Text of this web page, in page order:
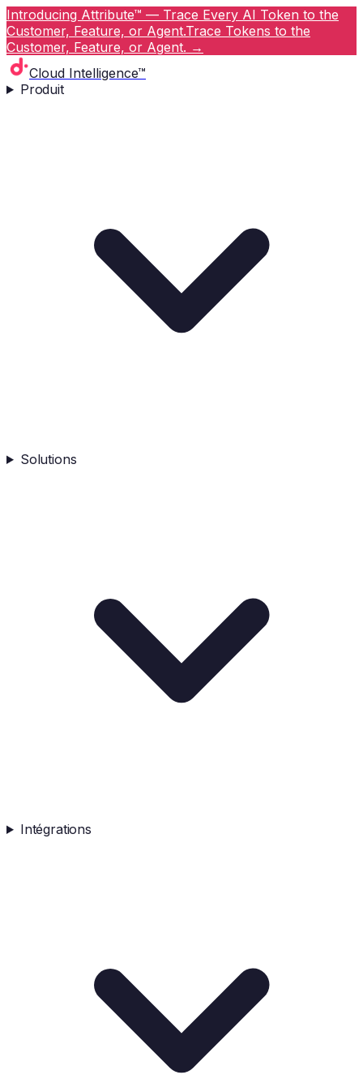
Introducing Attribute™ — Trace Every AI Token to the
Customer, Feature, or Agent.Trace Tokens to the
Customer, Feature, or Agent. →
Cloud Intelligence™
Produit
Solutions
Intégrations